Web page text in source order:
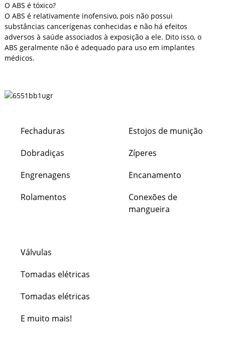
O ABS é tóxico?
O ABS é relativamente inofensivo, pois não possui
substâncias cancerígenas conhecidas e não há efeitos
adversos à saúde associados à exposição a ele. Dito isso, o
ABS geralmente não é adequado para uso em implantes
médicos.
Fechaduras
Dobradiças
Engrenagens
Rolamentos
Estojos de munição
Zíperes
Encanamento
Conexões de
mangueira
Válvulas
Tomadas elétricas
Tomadas elétricas
E muito mais!